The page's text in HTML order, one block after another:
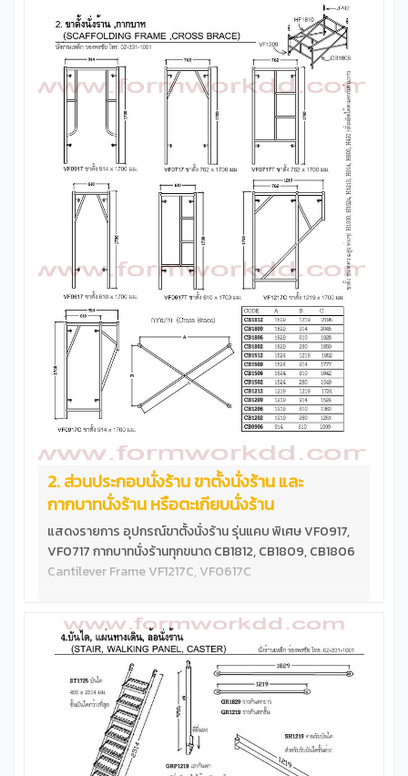
VF1215T ขาตั้ง นั่งร้าน ขนาด 1219x1524 mm.**รับน้ำหนักสูง
VF1212T ขาตั้ง นั่งร้าน ขนาด 1219x1219 mm.**รับน้ำหนักสูง
VF1209 ขาตั้ง นั่งร้าน ขนาด 1219x 914 mm.**รับน้ำหนักสูง
VF1206 ขาตั้ง นั่งร้าน ขนาด 1219x 600 mm.**รับน้ำหนักสูง
VF1204 ขาตั้ง นั่งร้าน ขนาด 1219x 490 mm.**รับน้ำหนักสูง
นั่งร้านชุด ตัวอย่างนั่งร้านมาตราฐานสูง1700mm &nbsp;
1ชุด ประกอบด้วยอุปกรณ์ดังนี้ VF1217 ขาตั้ง นั่งร้าน ขนาด
1219x1700 mm.จำนวน 2ขา CB1812 กากบาทนั่งร้าน ขนาด
1829x1219 mm.จำนวน 2กา HF1810 ฝาครอบนั่งร้าน ขนาด
1829x1050 mm.จำนวน 1ฝา JP42 ข้อต่อนั่งร้าน ขนาด
Dia35x225 mm. จำนวน4ชิ้น &nbsp; **ข้อต่ออย่างหนารับน้ำ
หนัก &nbsp; &nbsp; &nbsp; ทดลองวางน้ำหนัก7200Kg บน
นั่งร้านรุ่น VF1215T &nbsp; ทดลองวางน้ำหนัก6250Kg บน
นั่งร้านรุ่น VF1209T &nbsp; &nbsp; ทดลองวางน้ำ
หนัก6250Kg บนนั่งร้านรุ่น VF1217 ข้อสำคํญ นั่งร้านเหล็กเป็น
อุปกรณ์ใช้ทำงานก่อสร้างที่ต้องอยู่ในความดูแลของวิศวะกรผู้
ควบคุมงาน การประกอบใช้งาน การวางนั่งร้านเพื่อรับน้ำน้ำ
หนักจำเป็นต้องคำนวนโดยวิศวกร &nbsp;
2. ส่วนประกอบนั่งร้าน ขาตั้งนั่งร้าน และ
กากบาทนั่งร้าน หรือตะเกียบนั่งร้าน
แสดงรายการ อุปกรณ์ขาตั้งนั่งร้าน รุ่นแคบ พิเศษ VF0917,
VF0717 กากบาทนั่งร้านทุกขนาด CB1812, CB1809, CB1806
Cantilever Frame VF1217C, VF0617C